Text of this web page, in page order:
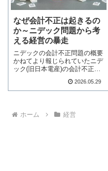
なぜ会計不正は起きるの
か～ニデック問題から考
える経営の暴走
ニデックの会計不正問題の概要
かねてより報じられていたニデ
ック(旧日本電産)の会計不正問
2026.05.29
ホーム 経営